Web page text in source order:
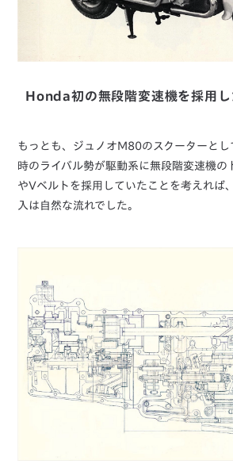
Honda初の無段階変速機を採用
もっとも、ジュノオM80のスクーターとし
時のライバル勢が駆動系に無段階変速機の
やVベルトを採用していたことを考えれば
入は自然な流れでした。